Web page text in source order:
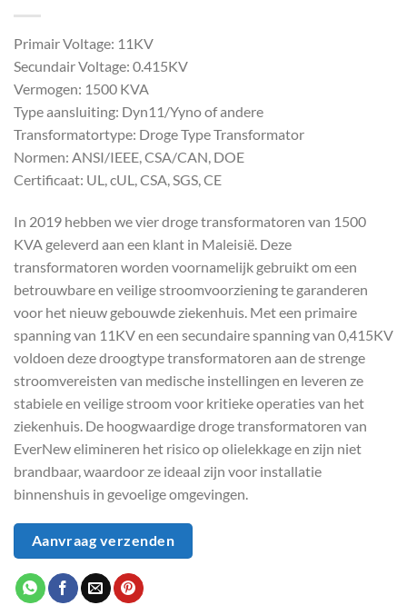
Primair Voltage: 11KV
Secundair Voltage: 0.415KV
Vermogen: 1500 KVA
Type aansluiting: Dyn11/Yyno of andere
Transformatortype: Droge Type Transformator
Normen: ANSI/IEEE, CSA/CAN, DOE
Certificaat: UL, cUL, CSA, SGS, CE
In 2019 hebben we vier droge transformatoren van 1500
KVA geleverd aan een klant in Maleisië. Deze
transformatoren worden voornamelijk gebruikt om een
betrouwbare en veilige stroomvoorziening te garanderen
voor het nieuw gebouwde ziekenhuis. Met een primaire
spanning van 11KV en een secundaire spanning van 0,415KV
voldoen deze droogtype transformatoren aan de strenge
stroomvereisten van medische instellingen en leveren ze
stabiele en veilige stroom voor kritieke operaties van het
ziekenhuis. De hoogwaardige droge transformatoren van
EverNew elimineren het risico op olielekkage en zijn niet
brandbaar, waardoor ze ideaal zijn voor installatie
binnenshuis in gevoelige omgevingen.
Aanvraag verzenden